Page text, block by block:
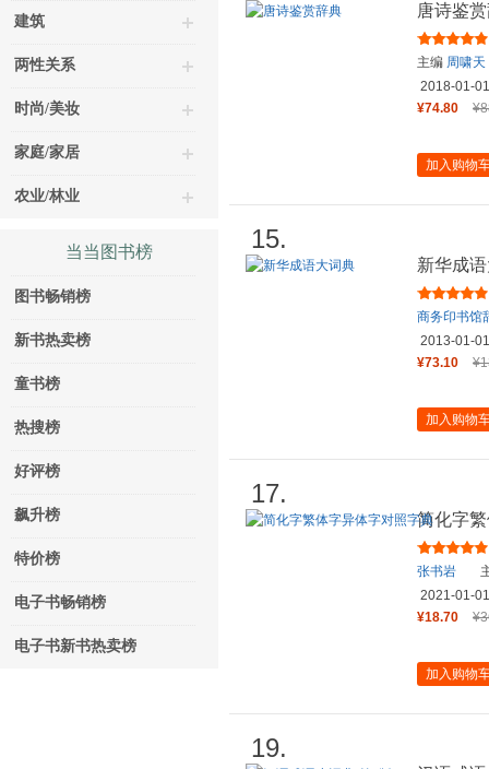
建筑
两性关系
时尚/美妆
家庭/家居
农业/林业
当当图书榜
图书畅销榜
新书热卖榜
童书榜
热搜榜
好评榜
飙升榜
特价榜
电子书畅销榜
电子书新书热卖榜
唐诗鉴
主编 周啸天
煜
、周振
原
等
2018-01-01
¥74.80
加入购物
15.
新华成
商务印书馆
2013-01-01
¥73.10
加入购物
17.
简化字
张书岩
2021-01-01
¥18.70
加入购物
19.